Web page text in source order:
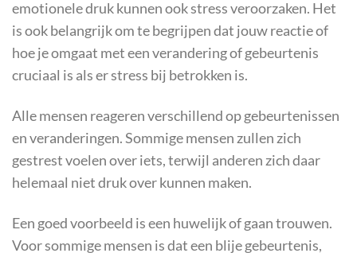
emotionele druk kunnen ook stress veroorzaken. Het
is ook belangrijk om te begrijpen dat jouw reactie of
hoe je omgaat met een verandering of gebeurtenis
cruciaal is als er stress bij betrokken is.
Alle mensen reageren verschillend op gebeurtenissen
en veranderingen. Sommige mensen zullen zich
gestrest voelen over iets, terwijl anderen zich daar
helemaal niet druk over kunnen maken.
Een goed voorbeeld is een huwelijk of gaan trouwen.
Voor sommige mensen is dat een blije gebeurtenis,